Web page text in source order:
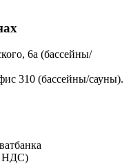
6а (бассейны/
310 (бассейны/сауны).
НДС)